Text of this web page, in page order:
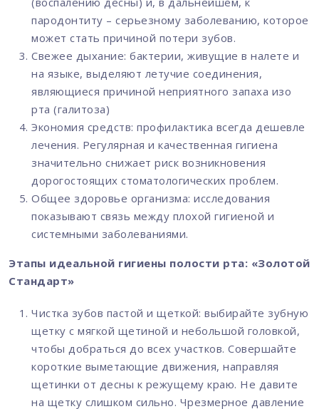
пародонтиту – серьезному заболеванию, которое
может стать причиной потери зубов.
Свежее дыхание: бактерии, живущие в налете и
на языке, выделяют летучие соединения,
являющиеся причиной неприятного запаха изо
рта (галитоза)
Экономия средств: профилактика всегда дешевле
лечения. Регулярная и качественная гигиена
значительно снижает риск возникновения
дорогостоящих стоматологических проблем.
Общее здоровье организма: исследования
показывают связь между плохой гигиеной и
системными заболеваниями.
Этапы идеальной гигиены полости рта: «Золотой
Стандарт»
Чистка зубов пастой и щеткой: выбирайте зубную
щетку с мягкой щетиной и небольшой головкой,
чтобы добраться до всех участков. Совершайте
короткие выметающие движения, направляя
щетинки от десны к режущему краю. Не давите
на щетку слишком сильно. Чрезмерное давление